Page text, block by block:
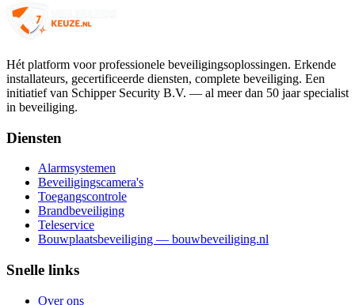
Hét platform voor professionele beveiligingsoplossingen. Erkende
installateurs, gecertificeerde diensten, complete beveiliging. Een
initiatief van Schipper Security B.V. — al meer dan 50 jaar specialist
in beveiliging.
Diensten
Alarmsystemen
Beveiligingscamera's
Toegangscontrole
Brandbeveiliging
Teleservice
Bouwplaatsbeveiliging — bouwbeveiliging.nl
Snelle links
Over ons